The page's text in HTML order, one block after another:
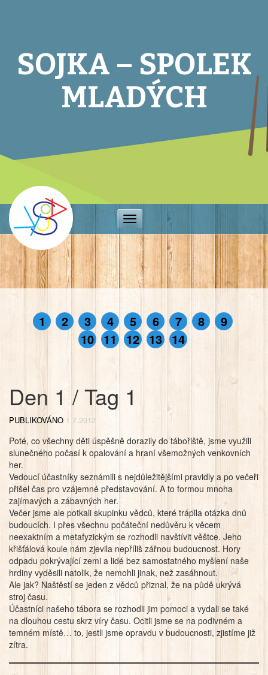
SOJKA – SPOLEK
MLADÝCH
Toggle
navigation
1 2 3 4 5 6 7 8
9
10 11 12 13 14
Den 1 / Tag 1
PUBLIKOVÁNO 1.7.2012
Poté, co všechny děti úspěšně dorazily do tábořiště, jsme využili
slunečného počasí k opalování a hraní všemožných venkovních
her.
Vedoucí účastníky seznámili s nejdůležitějšími pravidly a po večeři
přišel čas pro vzájemné představování. A to formou mnoha
zajímavých a zábavných her.
Večer jsme ale potkali skupinku vědců, které trápila otázka dnů
budoucích. I přes všechnu počáteční nedůvěru k věcem
neexaktním a metafyzickým se rozhodli navštívit věštce. Jeho
křišťálová koule nám zjevila nepříliš zářnou budoucnost. Hory
odpadu pokrývající zemi a lidé bez samostatného myšlení naše
hrdiny vyděsili natolik, že nemohli jinak, než zasáhnout.
Ale jak? Naštěstí se jeden z vědců přiznal, že na půdě ukrývá
stroj času.
Účastníci našeho tábora se rozhodli jim pomoci a vydali se také
na dlouhou cestu skrz víry času. Ocitli jsme se na podivném a
temném místě… to, jestli jsme opravdu v budoucnosti, zjistíme již
zítra.